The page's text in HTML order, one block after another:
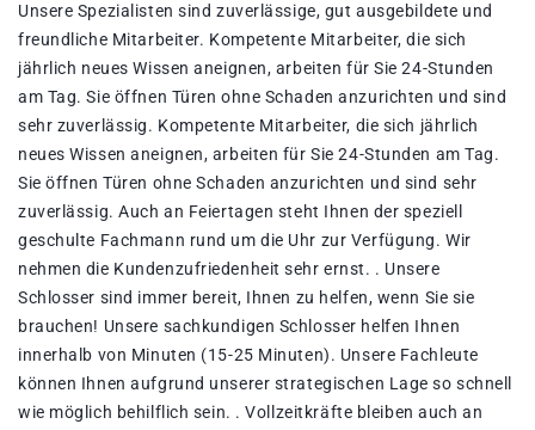
Unsere Spezialisten sind zuverlässige, gut ausgebildete und
freundliche Mitarbeiter. Kompetente Mitarbeiter, die sich
jährlich neues Wissen aneignen, arbeiten für Sie 24-Stunden
am Tag. Sie öffnen Türen ohne Schaden anzurichten und sind
sehr zuverlässig. Kompetente Mitarbeiter, die sich jährlich
neues Wissen aneignen, arbeiten für Sie 24-Stunden am Tag.
Sie öffnen Türen ohne Schaden anzurichten und sind sehr
zuverlässig. Auch an Feiertagen steht Ihnen der speziell
geschulte Fachmann rund um die Uhr zur Verfügung. Wir
nehmen die Kundenzufriedenheit sehr ernst. . Unsere
Schlosser sind immer bereit, Ihnen zu helfen, wenn Sie sie
brauchen! Unsere sachkundigen Schlosser helfen Ihnen
innerhalb von Minuten (15-25 Minuten). Unsere Fachleute
können Ihnen aufgrund unserer strategischen Lage so schnell
wie möglich behilflich sein. . Vollzeitkräfte bleiben auch an